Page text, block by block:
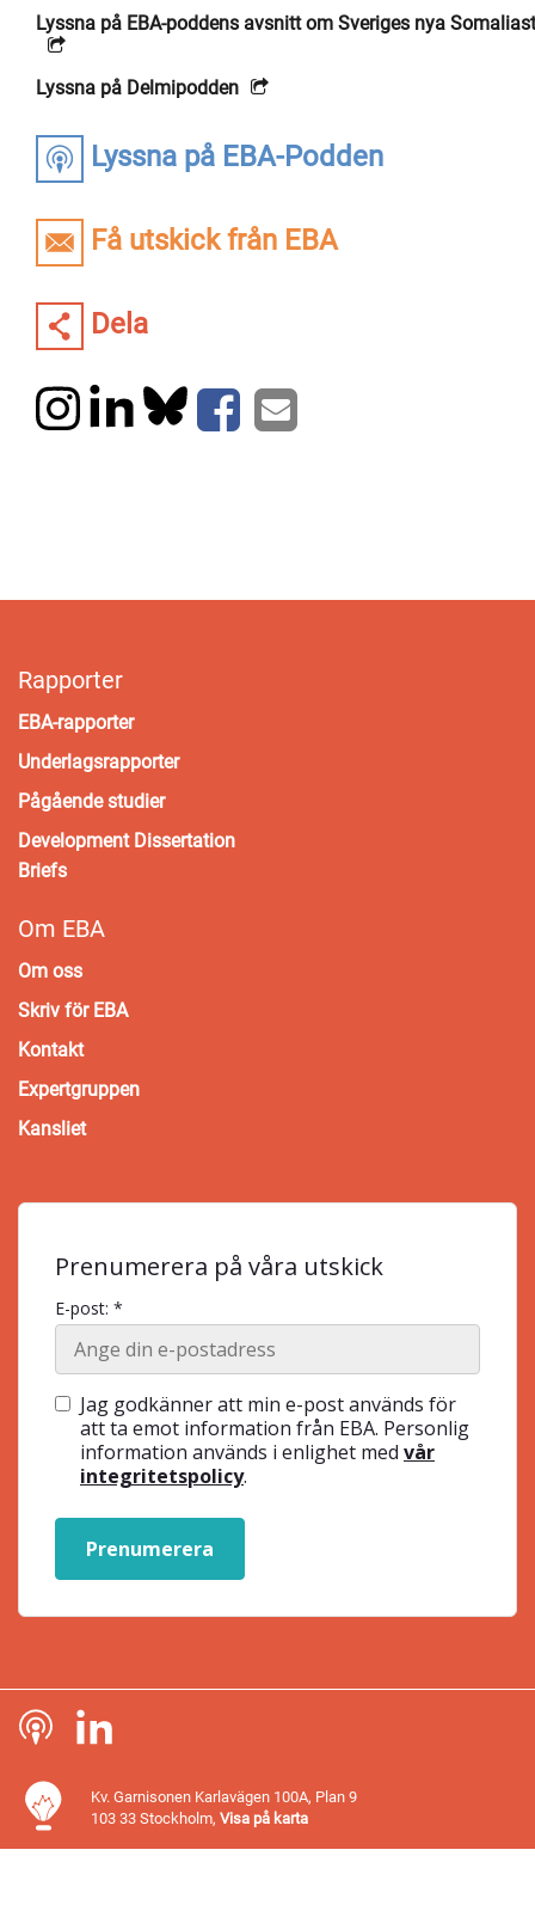
Lyssna på EBA-poddens avsnitt om Sveriges nya
Lyssna på Delmipodden
Lyssna på EBA-Podden
Få utskick från EBA
Dela
Rapporter
EBA-rapporter
Underlagsrapporter
Pågående studier
Development Dissertation
Briefs
Om EBA
Om oss
Skriv för EBA
Kontakt
Expertgruppen
Kansliet
Prenumerera på våra utskick
E-post: *
Jag godkänner att min e-post används för
att ta emot information från EBA. Personlig
information används i enlighet med vår
integritetspolicy.
Prenumerera
Kv. Garnisonen Karlavägen 100A, Plan 9
103 33 Stockholm, Visa på karta